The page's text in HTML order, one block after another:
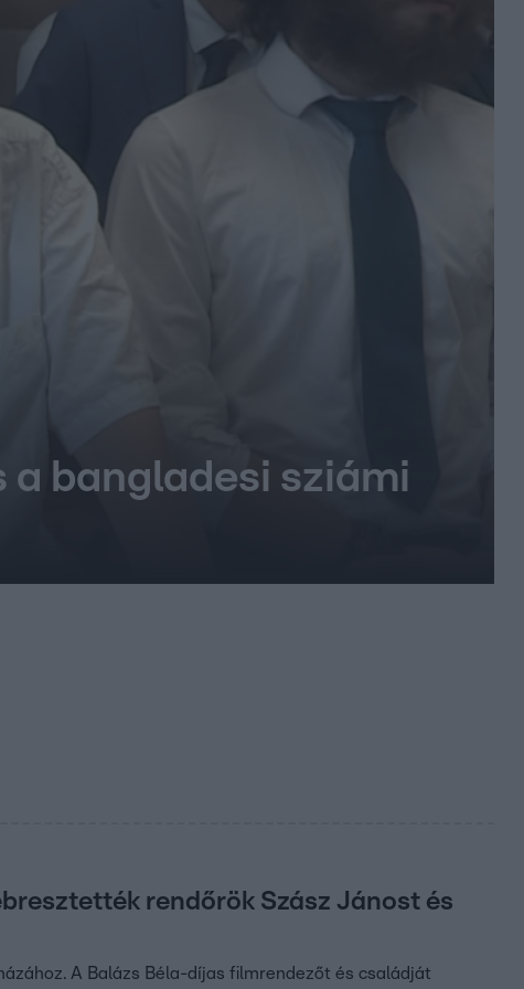
a bangladesi sziámi
rendőrök Szász Jánost és
A Balázs Béla-díjas filmrendezőt és családját